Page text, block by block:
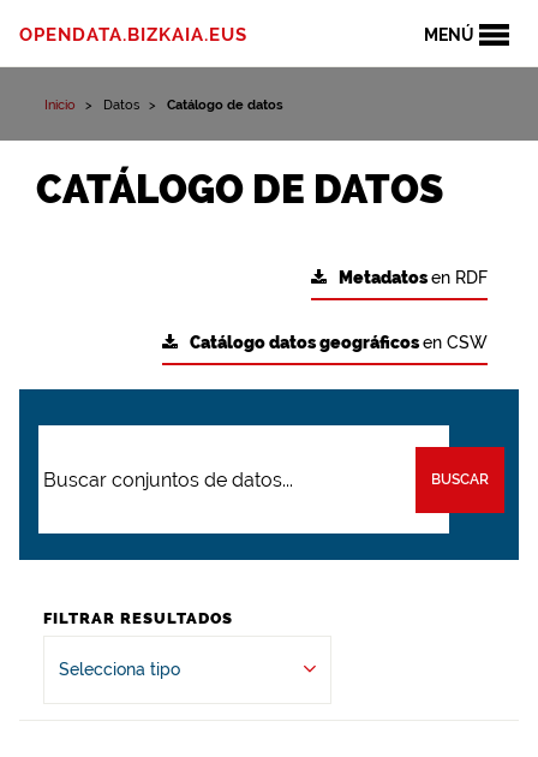
MENÚ
OPENDATA.BIZKAIA.EUS
Inicio Datos Catálogo de datos
CATÁLOGO DE DATOS
Metadatosen RDF
Catálogo datos geográficosen CSW
BUSCAR
FILTRAR RESULTADOS
Selecciona tipo